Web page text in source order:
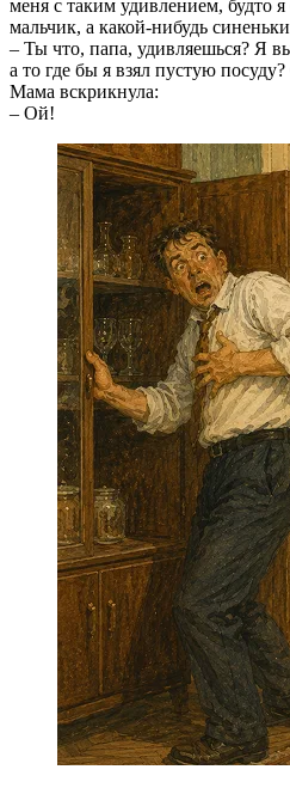
меня с таким удивлением, будто
мальчик, а какой-нибудь
– Ты что, папа, удивляешься? Я
а то где бы я взял пустую
Мама вскрикнула:
– Ой!